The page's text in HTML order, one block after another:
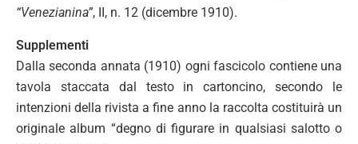
“Venezianina”, II, n. 12 (dicembre 1910).
Supplementi
Dalla seconda annata (1910) ogni fascicolo contiene una
tavola staccata dal testo in cartoncino, secondo le
intenzioni della rivista a fine anno la raccolta costituirà un
originale album “degno di figurare in qualsiasi salotto o